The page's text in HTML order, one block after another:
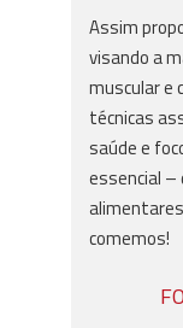
Assim
visando a
muscular e
técnicas
saúde e
essencial
comemos!